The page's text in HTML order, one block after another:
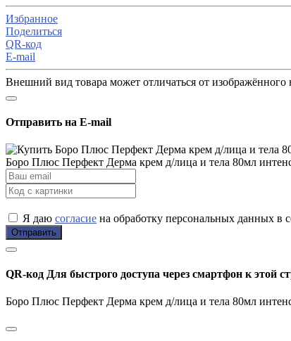
Избранное
Поделиться
QR-код
E-mail
Внешний вид товара может отличаться от изображённого
Отправить на E-mail
Боро Плюс Перфект Дерма крем д/лица и тела 80мл
Я даю согласие на обработку персональных данных в
Отправить
QR-код Для быстрого доступа через смартфон к этой
Боро Плюс Перфект Дерма крем д/лица и тела 80мл